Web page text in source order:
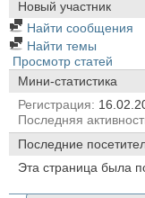
Новый участник
Найти сообщения
Найти темы
Просмотр статей
Мини-статистика
Регистрация
Последняя
Последние
Эта страница была